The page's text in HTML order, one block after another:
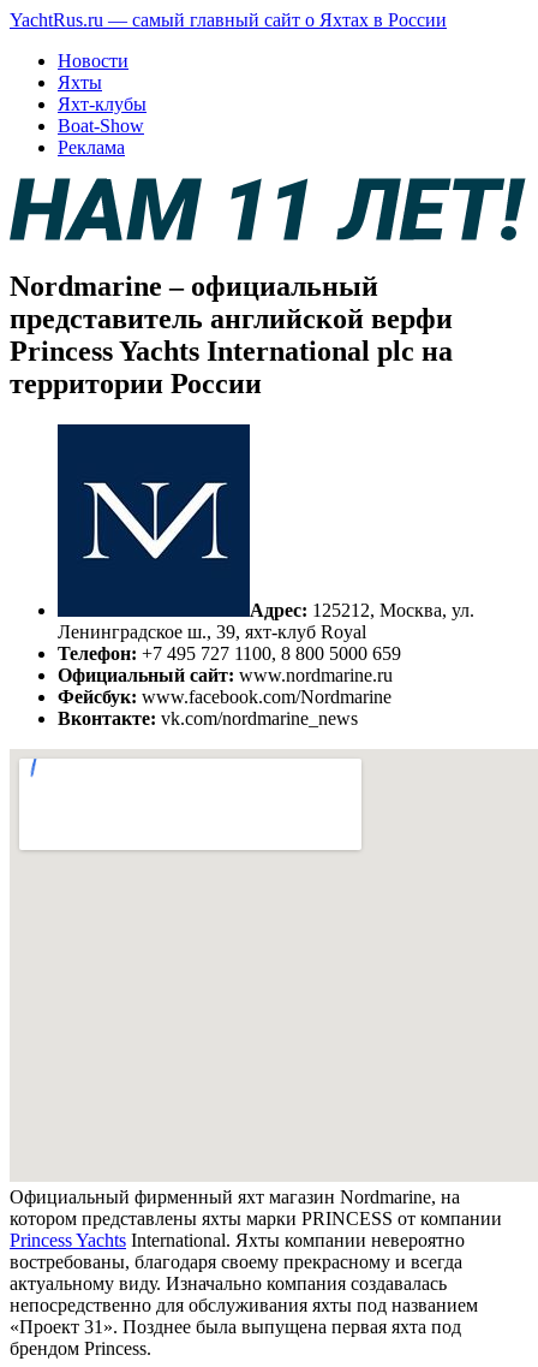
YachtRus.ru — самый главный сайт о Яхтах в России
Новости
Яхты
Яхт-клубы
Boat-Show
Реклама
Nordmarine – официальный
представитель английской верфи
Princess Yachts International plc на
территории России
Адрес: 125212, Москва, ул.
Ленинградское ш., 39, яхт-клуб Royal
Телефон: +7 495 727 1100, 8 800 5000 659
Официальный сайт: www.nordmarine.ru
Фейсбук: www.facebook.com/Nordmarine
Вконтакте: vk.com/nordmarine_news
Официальный фирменный яхт магазин Nordmarine, на
котором представлены яхты марки PRINCESS от компании
Princess Yachts International. Яхты компании невероятно
востребованы, благодаря своему прекрасному и всегда
актуальному виду. Изначально компания создавалась
непосредственно для обслуживания яхты под названием
«Проект 31». Позднее была выпущена первая яхта под
брендом Princess.